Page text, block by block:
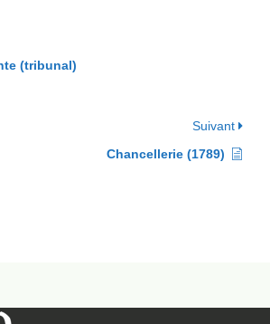
(tribunal)
Suivant
Chancellerie (1789)